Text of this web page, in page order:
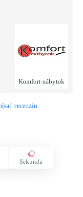
Komfort-nábytok
recenziu
Sekunda